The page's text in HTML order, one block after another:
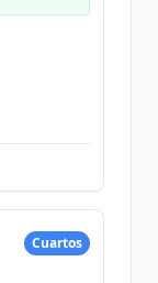
Cuartos